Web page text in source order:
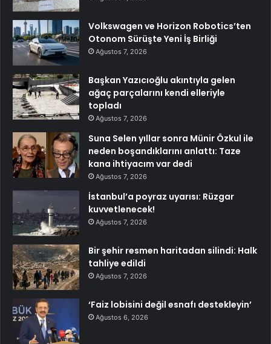
Volkswagen ve Horizon Robotics’ten
Otonom Sürüşte Yeni İş Birliği
Ağustos 7, 2026
Başkan Yazıcıoğlu akıntıyla gelen
ağaç parçalarını kendi elleriyle
topladı
Ağustos 7, 2026
Suna Selen yıllar sonra Münir Özkul ile
neden boşandıklarını anlattı: Taze
kana ihtiyacım var dedi
Ağustos 7, 2026
İstanbul’a poyraz uyarısı: Rüzgar
kuvvetlenecek!
Ağustos 7, 2026
Bir şehir resmen haritadan silindi: Halk
tahliye edildi
Ağustos 7, 2026
‘Faiz lobisini değil esnafı destekleyin’
Ağustos 6, 2026